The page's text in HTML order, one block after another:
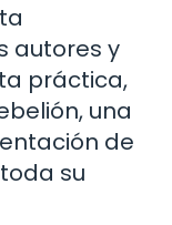
autores y
práctica,
una
de
su